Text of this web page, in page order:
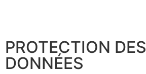
PROTECTION DES
DONNÉES